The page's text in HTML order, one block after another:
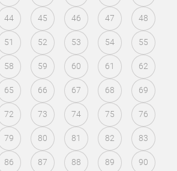
44 45 46 47 48
51 52 53 54 55
58 59 60 61 62
65 66 67 68 69
72 73 74 75 76
79 80 81 82 83
86 87 88 89 90